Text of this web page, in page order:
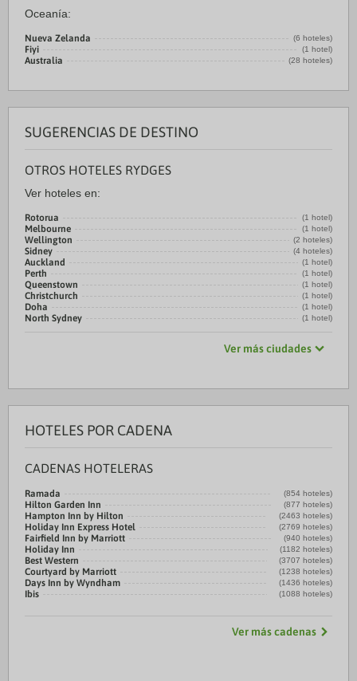
Oceanía:
Nueva Zelanda (6 hoteles)
Fiyi (1 hotel)
Australia (28 hoteles)
SUGERENCIAS DE DESTINO
OTROS HOTELES RYDGES
Ver hoteles en:
Rotorua (1 hotel)
Melbourne (1 hotel)
Wellington (2 hoteles)
Sidney (4 hoteles)
Auckland (1 hotel)
Perth (1 hotel)
Queenstown (1 hotel)
Christchurch (1 hotel)
Doha (1 hotel)
North Sydney (1 hotel)
Ver más ciudades
HOTELES POR CADENA
CADENAS HOTELERAS
Ramada (854 hoteles)
Hilton Garden Inn (877 hoteles)
Hampton Inn by Hilton (2463 hoteles)
Holiday Inn Express Hotel (2769 hoteles)
Fairfield Inn by Marriott (940 hoteles)
Holiday Inn (1182 hoteles)
Best Western (3707 hoteles)
Courtyard by Marriott (1238 hoteles)
Days Inn by Wyndham (1436 hoteles)
Ibis (1088 hoteles)
Ver más cadenas